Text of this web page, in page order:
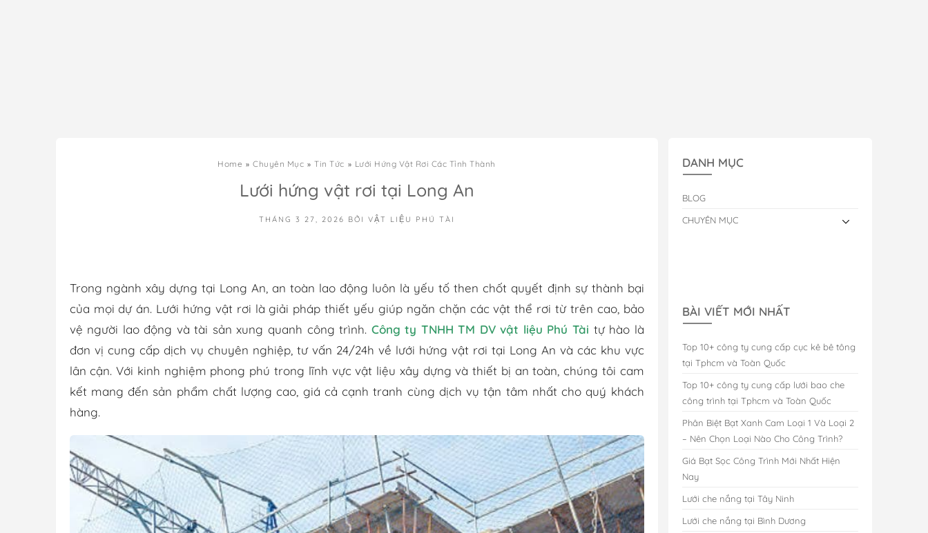
Home Chuyên Mục Tin Tức Lưới Hứng Vật Rơi Các Tỉnh Thành
Lưới hứng vật rơi tại Long An
THÁNG 3 27, 2026 BỞI VẬT LIỆU PHÚ TÀI
Trong ngành xây dựng tại Long An, an toàn lao động luôn là yếu tố then chốt quyết định sự thành bại
của mọi dự án. Lưới hứng vật rơi là giải pháp thiết yếu giúp ngăn chặn các vật thể rơi từ trên cao, bảo
vệ người lao động và tài sản xung quanh công trình. Công ty TNHH TM DV vật liệu Phú Tài tự hào là
đơn vị cung cấp dịch vụ chuyên nghiệp, tư vấn 24/24h về lưới hứng vật rơi tại Long An và các khu vực
lân cận. Với kinh nghiệm phong phú trong lĩnh vực vật liệu xây dựng và thiết bị an toàn, chúng tôi cam
kết mang đến sản phẩm chất lượng cao, giá cả cạnh tranh cùng dịch vụ tận tâm nhất cho quý khách
hàng.
DANH MỤC
BLOG
CHUYÊN MỤC
BÀI VIẾT MỚI NHẤT
Top 10+ công ty cung cấp cục kê bê tông
tại Tphcm và Toàn Quốc
Top 10+ công ty cung cấp lưới bao che
công trình tại Tphcm và Toàn Quốc
Phân Biệt Bạt Xanh Cam Loại 1 Và Loại 2
– Nên Chọn Loại Nào Cho Công Trình?
Giá Bạt Sọc Công Trình Mới Nhất Hiện
Nay
Lưới che nắng tại Tây Ninh
Lưới che nắng tại Bình Dương